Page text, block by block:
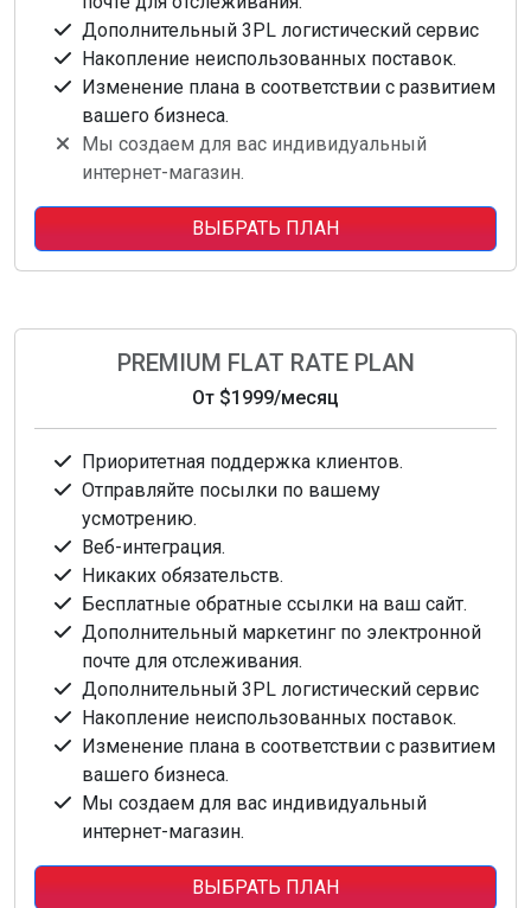
Дополнительный 3PL логистический сервис
Накопление неиспользованных поставок.
Изменение плана в соответствии с развитием
вашего бизнеса.
Мы создаем для вас индивидуальный
интернет-магазин.
ВЫБРАТЬ ПЛАН
PREMIUM FLAT RATE PLAN
От $1999/месяц
Приоритетная поддержка клиентов.
Отправляйте посылки по вашему
усмотрению.
Веб-интеграция.
Никаких обязательств.
Бесплатные обратные ссылки на ваш сайт.
Дополнительный маркетинг по электронной
почте для отслеживания.
Дополнительный 3PL логистический сервис
Накопление неиспользованных поставок.
Изменение плана в соответствии с развитием
вашего бизнеса.
Мы создаем для вас индивидуальный
интернет-магазин.
ВЫБРАТЬ ПЛАН